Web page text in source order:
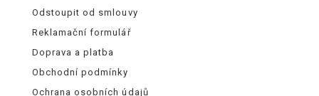
Odstoupit od smlouvy
Reklamační formulář
Doprava a platba
Obchodní podmínky
Ochrana osobních údajů